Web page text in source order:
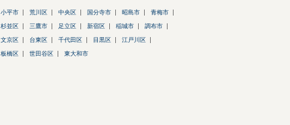
小平市 荒川区 中央区 国分寺市 昭島市 青梅市
杉並区 三鷹市 足立区 新宿区 稲城市 調布市
文京区 台東区 千代田区 目黒区 江戸川区
板橋区 世田谷区 東大和市